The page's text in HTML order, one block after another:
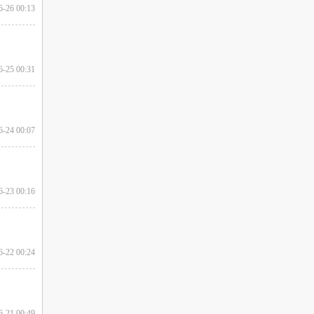
26 00:13
25 00:31
24 00:07
23 00:16
22 00:24